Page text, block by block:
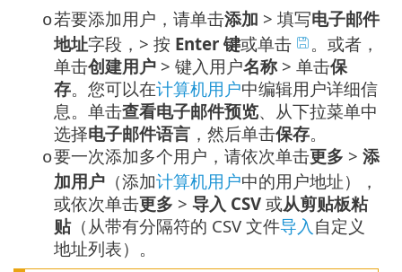
o若要添加用户，请单击添加 > 填写电子邮件
地址字段，> 按 Enter 键或单击
。或者，
单击创建用户 > 键入用户名称 > 单击保
存。您可以在计算机用户中编辑用户详细信
息。单击查看电子邮件预览、从下拉菜单中
选择电子邮件语言 ，然后单击保存。
o要一次添加多个用户，请依次单击更多 > 添
加用户 （添加计算机用户中的用户地址），
或依次单击更多 > 导入 CSV 或从剪贴板粘
贴（从带有分隔符的 CSV 文件导入 自定义
地址列表）。